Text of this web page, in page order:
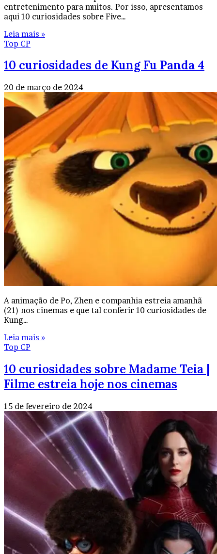
entretenimento para muitos. Por isso, apresentamos
aqui 10 curiosidades sobre Five…
Leia mais »
Top CP
10 curiosidades de Kung Fu Panda 4
20 de março de 2024
A animação de Po, Zhen e companhia estreia amanhã
(21) nos cinemas e que tal conferir 10 curiosidades de
Kung…
Leia mais »
Top CP
10 curiosidades sobre Madame Teia |
Filme estreia hoje nos cinemas
15 de fevereiro de 2024